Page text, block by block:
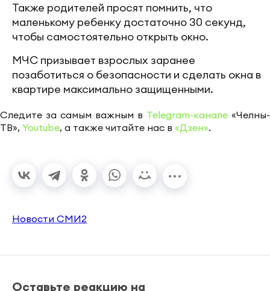
Также родителей просят помнить, что
маленькому ребенку достаточно 30 секунд,
чтобы самостоятельно открыть окно.
МЧС призывает взрослых заранее
позаботиться о безопасности и сделать окна в
квартире максимально защищенными.
Следите за самым важным в Telegram-канале «Челны-
ТВ», Youtube, а также читайте нас в «Дзен».
Новости СМИ2
Оставьте реакцию на